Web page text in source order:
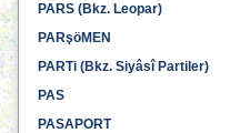
PARS (Bkz. Leopar)
PARşöMEN
PARTi (Bkz. Siyâsî Partiler)
PAS
PASAPORT